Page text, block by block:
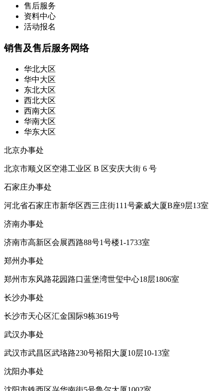
售后服务
资料中心
活动报名
销售及售后服务网络
华北大区
华中大区
东北大区
西北大区
西南大区
华南大区
华东大区
北京办事处
北京市顺义区空港工业区 B 区安庆大街 6 号
石家庄办事处
河北省石家庄市新华区西三庄街111号豪威大厦B座9层13室
济南办事处
济南市高新区会展西路88号1号楼1-1733室
郑州办事处
郑州市东风路花园路口蓝堡湾世玺中心18层1806室
长沙办事处
长沙市天心区汇金国际9栋3619号
武汉办事处
武汉市武昌区武珞路230号裕阳大厦10层10-13室
沈阳办事处